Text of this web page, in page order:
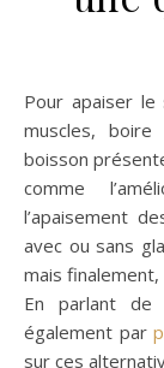
Pour apaiser le stress, détendre le corps ou relaxer les
muscles,
boisson
comme
l’apaisement
avec ou sans
mais
En parlant de
également par
sur ces